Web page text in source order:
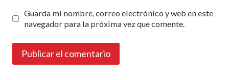
Guarda mi nombre, correo electrónico y web en este
navegador para la próxima vez que comente.